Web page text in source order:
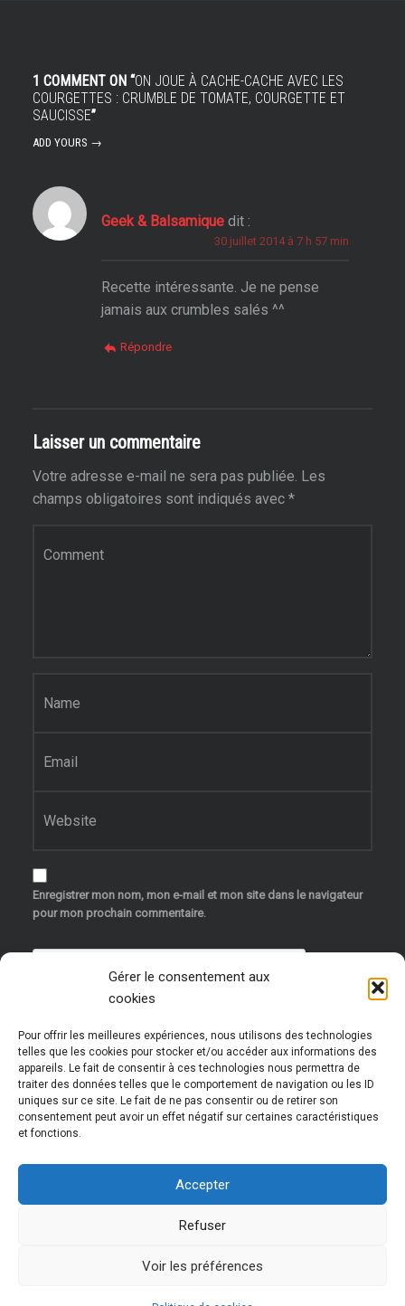
Gérer le consentement aux
cookies
Pour offrir les meilleures expériences, nous utilisons des technologies
telles que les cookies pour stocker et/ou accéder aux informations des
appareils. Le fait de consentir à ces technologies nous permettra de
traiter des données telles que le comportement de navigation ou les ID
uniques sur ce site. Le fait de ne pas consentir ou de retirer son
consentement peut avoir un effet négatif sur certaines caractéristiques
et fonctions.
Accepter
Refuser
Voir les préférences
1 COMMENT ON “ON JOUE À CACHE-CACHE AVEC LES
COURGETTES : CRUMBLE DE TOMATE, COURGETTE ET
SAUCISSE”
ADD YOURS →
Geek & Balsamique dit :
30 juillet 2014 à 7 h 57 min
Recette intéressante. Je ne pense
jamais aux crumbles salés ^^
Répondre
Laisser un commentaire
Votre adresse e-mail ne sera pas publiée. Les
champs obligatoires sont indiqués avec *
Enregistrer mon nom, mon e-mail et mon site dans le navigateur
pour mon prochain commentaire.
Ce site utilise Akismet pour réduire les indésirables.
En savoir plus sur la façon dont les données de vos
commentaires sont traitées.